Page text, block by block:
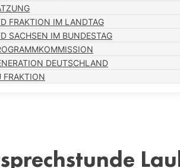
FRAKTION IM LANDTAG
SACHSEN IM BUNDESTAG
DEUTSCHLAND
FRAKTION